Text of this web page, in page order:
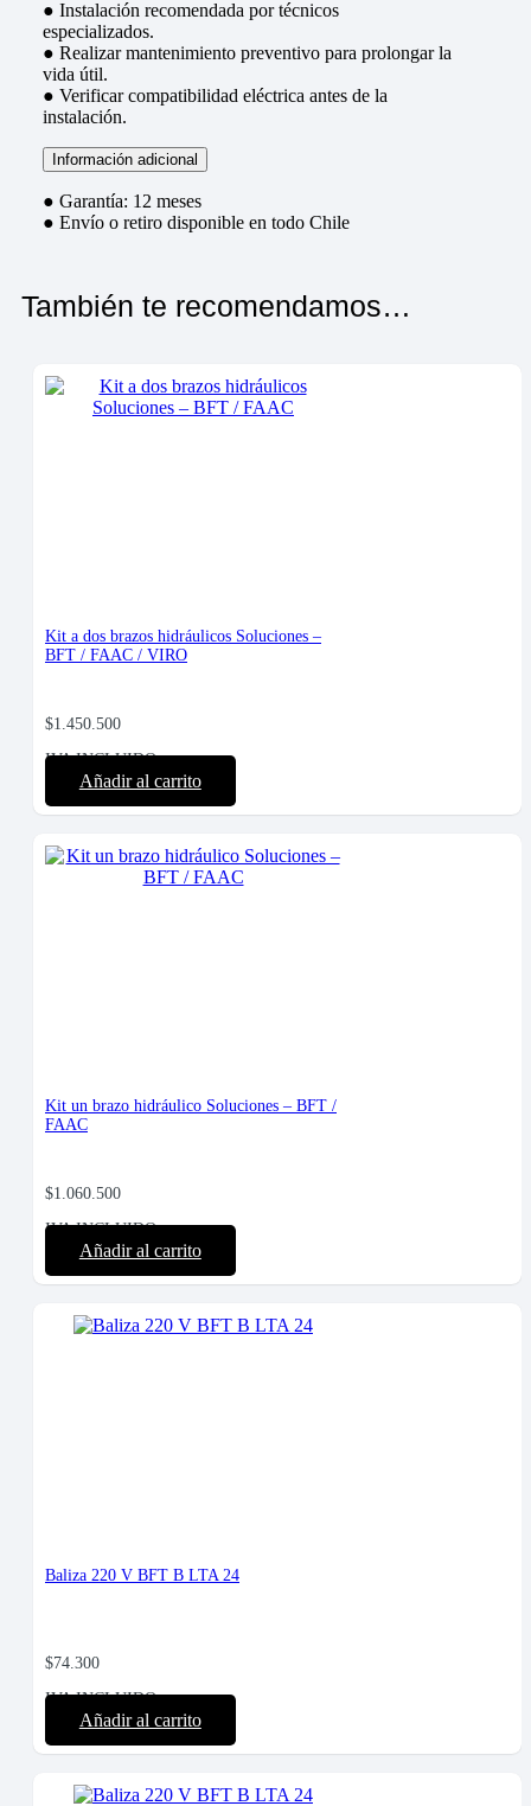
● Instalación recomendada por técnicos
especializados.
● Realizar mantenimiento preventivo para prolongar la
vida útil.
● Verificar compatibilidad eléctrica antes de la
instalación.
Información adicional
● Garantía: 12 meses
● Envío o retiro disponible en todo Chile
También te recomendamos…
Kit a dos brazos hidráulicos Soluciones –
BFT / FAAC / VIRO
$1.450.500
IVA INCLUIDO
Añadir al carrito
Kit un brazo hidráulico Soluciones – BFT /
FAAC
$1.060.500
IVA INCLUIDO
Añadir al carrito
Baliza 220 V BFT B LTA 24
$74.300
IVA INCLUIDO
Añadir al carrito